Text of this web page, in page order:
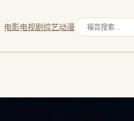
电影电视剧综艺动漫